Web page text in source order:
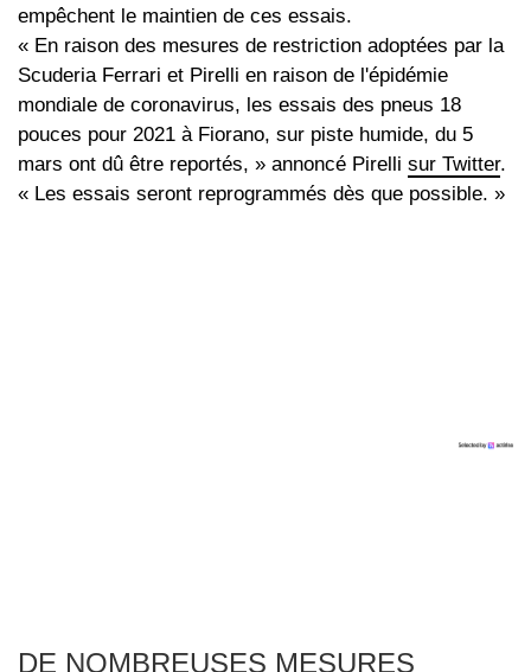
empêchent le maintien de ces essais.
« En raison des mesures de restriction adoptées par la
Scuderia Ferrari et Pirelli en raison de l'épidémie
mondiale de coronavirus, les essais des pneus 18
pouces pour 2021 à Fiorano, sur piste humide, du 5
mars ont dû être reportés, » annoncé Pirelli sur Twitter.
« Les essais seront reprogrammés dès que possible. »
DE NOMBREUSES MESURES